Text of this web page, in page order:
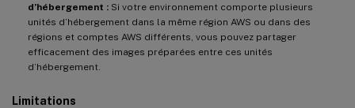
d’hébergement : Si votre environnement comporte plusieurs
unités d’hébergement dans la même région AWS ou dans des
régions et comptes AWS différents, vous pouvez partager
efficacement des images préparées entre ces unités
d’hébergement.
Limitations